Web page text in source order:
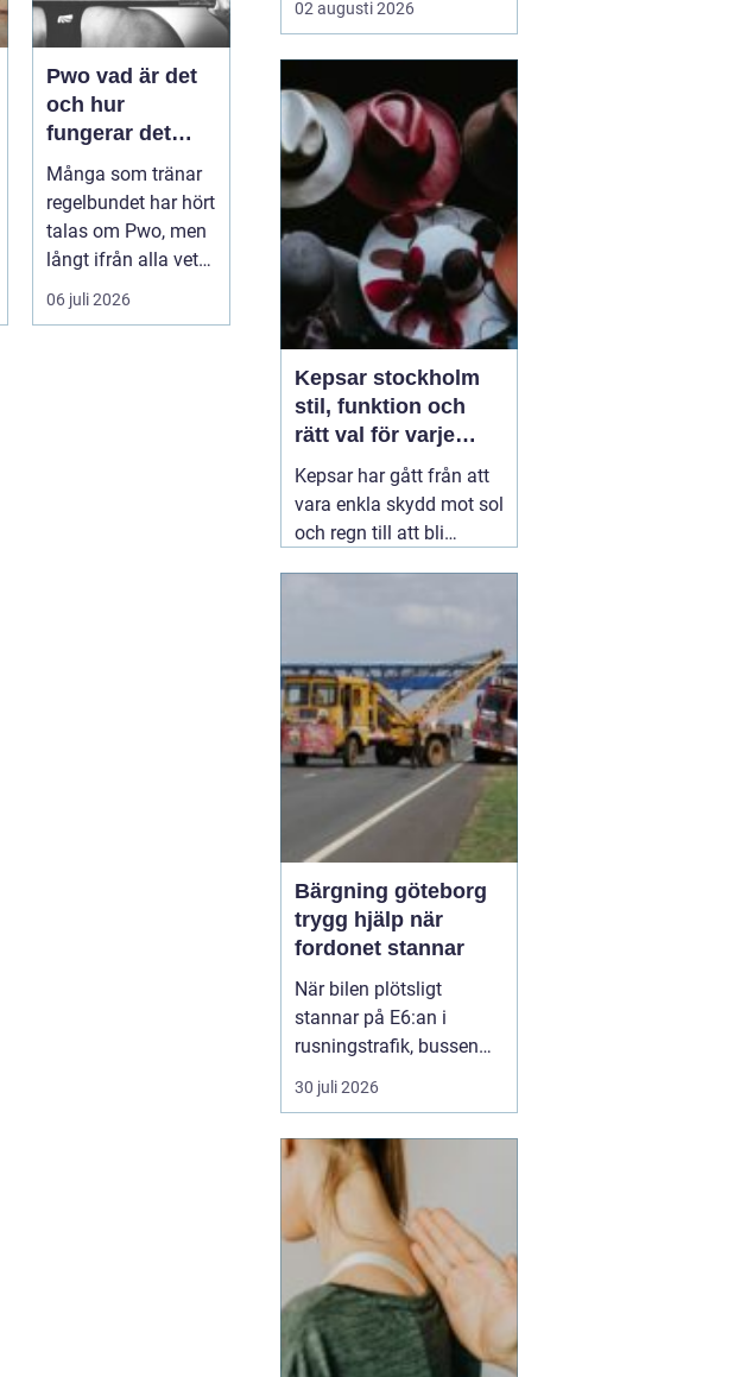
Pwo vad är det
och hur
fungerar det
egentligen?
Många som tränar
regelbundet har hört
talas om Pwo, men
långt ifrån alla vet
vad som faktiskt
gömmer...
06 juli 2026
sig trygg i sin stil,
livshändelser. I en
mindre ort som
Hallstahammar blir
frisörbesöket ofta en
viktig del av varda...
02 augusti 2026
Kepsar stockholm
stil, funktion och
rätt val för varje
huvud
Kepsar har gått från att
vara enkla skydd mot sol
och regn till att bli
uteserveringar, under
festivaler och på
promenader längs
vattnet. Den som letar
01 augusti 2026
Bärgning göteborg
trygg hjälp när
fordonet stannar
När bilen plötsligt
stannar på E6:an i
rusningstrafik, bussen
får motorhaveri vid
hållplatsen eller husbilen
uppstår ofta stress, oro
och många frågor på en
gång. Vem ringer man?
Hur snabbt kan hjälpen
komma fram? Och vad
kostar d...
30 juli 2026